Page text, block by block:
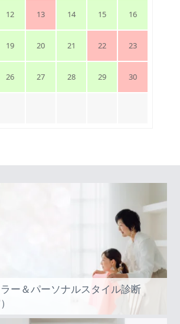
12 13 14 15 16
19 20 21 22 23
26 27 28 29 30
ー＆パーソナルスタイル診断